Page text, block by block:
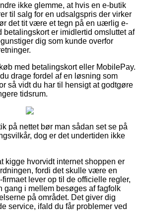
ikke glemme, at hvis en e-butik
til salg for en udsalgspris der virker
det tit være et tegn på en uærlig e-
betalingskort er imidlertid omsluttet af
dig som kunde overfor
med betalingskort eller MobilePay.
drage fordel af en løsning som
så vidt du har til hensigt at godtgøre
tidsrum.
på nettet bør man sådan set se på
dog er det undertiden ikke
kigge hvorvidt internet shoppen er
fordi det skulle være en
lever op til de officielle regler,
gang i mellem besøges af fagfolk
på området. Det giver dig
service, ifald du får problemer ved